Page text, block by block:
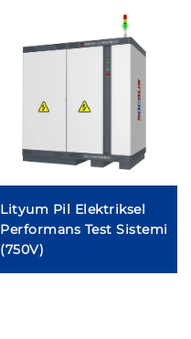
Lityum Pil Elektriksel
Performans Test Sistemi
(750V)